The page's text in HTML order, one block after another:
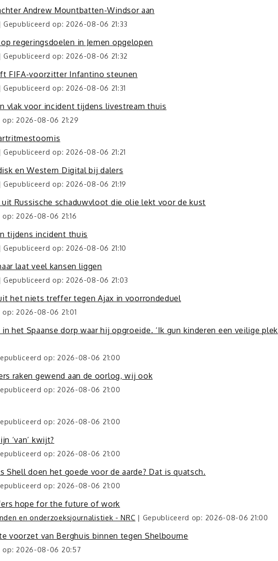
Andrew Mountbatten-Windsor aan
Gepubliceerd op: 2026-08-06 21:33
regeringsdoelen in Jemen opgelopen
Gepubliceerd op: 2026-08-06 21:32
FIFA-voorzitter Infantino steunen
Gepubliceerd op: 2026-08-06 21:31
vlak voor incident tijdens livestream thuis
op: 2026-08-06 21:29
Gepubliceerd op: 2026-08-06 21:21
en Western Digital bij dalers
Gepubliceerd op: 2026-08-06 21:19
Russische schaduwvloot die olie lekt voor de kust
2026-08-06 21:16
tijdens incident thuis
Gepubliceerd op: 2026-08-06 21:10
laat veel kansen liggen
Gepubliceerd op: 2026-08-06 21:03
het niets treffer tegen Ajax in voorrondeduel
2026-08-06 21:01
het Spaanse dorp waar hij opgroeide. ‘Ik gun kinderen een veilige plek
op: 2026-08-06 21:00
raken gewend aan de oorlog, wij ook
op: 2026-08-06 21:00
op: 2026-08-06 21:00
‘van’ kwijt?
op: 2026-08-06 21:00
Shell doen het goede voor de aarde? Dat is quatsch.
op: 2026-08-06 21:00
hope for the future of work
en onderzoeksjournalistiek - NRC Gepubliceerd op: 2026-08-06 21:00
voorzet van Berghuis binnen tegen Shelbourne
op: 2026-08-06 20:57